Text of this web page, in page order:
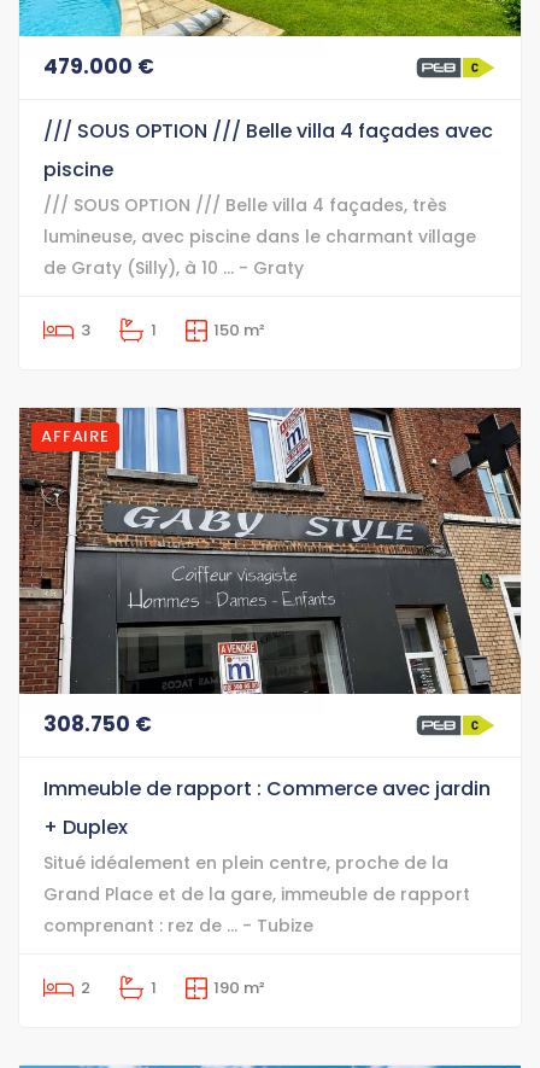
479.000 €
/// SOUS OPTION /// Belle villa 4 façades avec
piscine
/// SOUS OPTION /// Belle villa 4 façades, très
lumineuse, avec piscine dans le charmant village
de Graty (Silly), à 10 ... - Graty
3 1 150 m²
AFFAIRE
308.750 €
Immeuble de rapport : Commerce avec jardin
+ Duplex
Situé idéalement en plein centre, proche de la
Grand Place et de la gare, immeuble de rapport
comprenant : rez de ... - Tubize
2 1 190 m²